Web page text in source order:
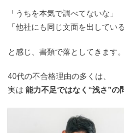
「うちを本気で調べてないな」
「他社にも同じ文面を出してい
と感じ、書類で落としてきます。
40代の不合格理由の多くは、
実は 能力不足ではなく“浅さ”の